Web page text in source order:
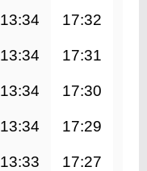
13:34 17:32
13:34 17:31
13:34 17:30
13:34 17:29
13:33 17:27